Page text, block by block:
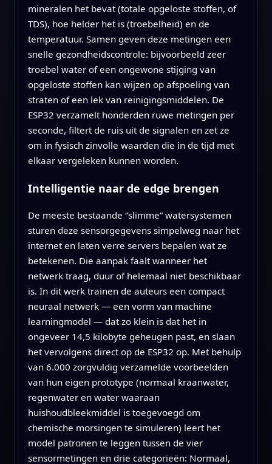
mineralen het bevat (totale opgeloste stoffen, of
TDS), hoe helder het is (troebelheid) en de
temperatuur. Samen geven deze metingen een
snelle gezondheidscontrole: bijvoorbeeld zeer
troebel water of een ongewone stijging van
opgeloste stoffen kan wijzen op afspoeling van
straten of een lek van reinigingsmiddelen. De
ESP32 verzamelt honderden ruwe metingen per
seconde, filtert de ruis uit de signalen en zet ze
om in fysisch zinvolle waarden die in de tijd met
elkaar vergeleken kunnen worden.
Intelligentie naar de edge brengen
De meeste bestaande “slimme” watersystemen
sturen deze sensorgegevens simpelweg naar het
internet en laten verre servers bepalen wat ze
betekenen. Die aanpak faalt wanneer het
netwerk traag, duur of helemaal niet beschikbaar
is. In dit werk trainen de auteurs een compact
neuraal netwerk — een vorm van machine
learningmodel — dat zo klein is dat het in
ongeveer 14,5 kilobyte geheugen past, en slaan
het vervolgens direct op de ESP32 op. Met behulp
van 6.000 zorgvuldig verzamelde voorbeelden
van hun eigen prototype (normaal kraanwater,
regenwater en water waaraan
huishoudbleekmiddel is toegevoegd om
chemische morsingen te simuleren) leert het
model patronen te leggen tussen de vier
sensormetingen en drie categorieën: Normaal,